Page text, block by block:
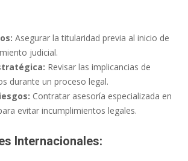
Asegurar la titularidad previa al inicio de
judicial.
Revisar las implicancias de
durante un proceso legal.
Contratar asesoría especializada en
evitar incumplimientos legales.
Internacionales: